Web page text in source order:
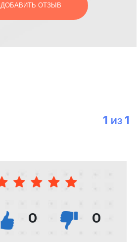
ДОБАВИТЬ ОТЗЫВ
1 ИЗ 1
0 0